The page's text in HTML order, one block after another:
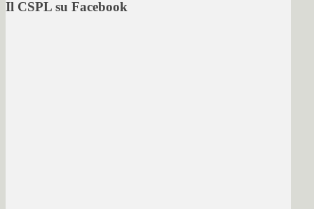
Il CSPL su Facebook